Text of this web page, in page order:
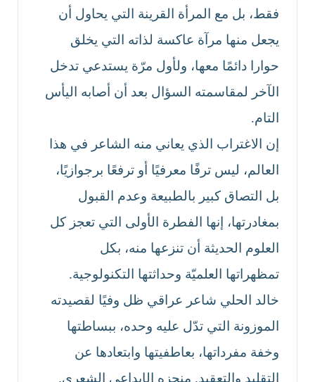
فقط، بل مع المرأة القرينة التي يحاول أن
يجعل منها مرآة عاكسة لذاته التي يخلق
حوارا دائمًا معها، ولأول مرّة يستدعي تدخل
الآخر لمقاسمته السؤال بعد أن أصابه اليأس
التام.
إن الاغتراب الذي يعاني منه الشاعر في هذا
العالم، ليس ترفًا معرفيًا أو ترفعًا برجوازيًا،
بل التصاق كبير بالطبيعة وعدم القبول
بمغادرتها، إنها الفطرة الأولى التي تعجز كل
العلوم الحديثة أن تنزعها منه، بكل
تمظهراتها العلميّة وحداثتها التكنولوجية.
خالد الحلي شاعر عراقي ظل وفيًا لقصيدته
الموزونة التي تدّل عليه وحده، ببساطتها
وخفة مفرداتها، بعاطفيتها وابتعادها عن
التقليد والتعقيد. منجزه الإبداعي الشعري.